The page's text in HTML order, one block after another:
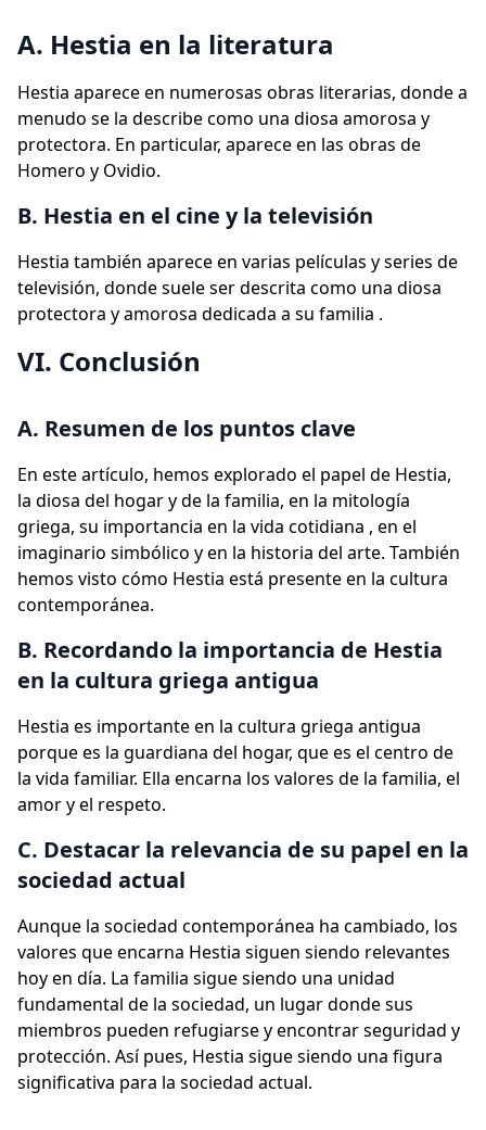
A. Hestia en la literatura
Hestia aparece en numerosas obras literarias, donde a
menudo se la describe como una diosa amorosa y
protectora. En particular, aparece en las obras de
Homero y Ovidio.
B. Hestia en el cine y la televisión
Hestia también aparece en varias películas y series de
televisión, donde suele ser descrita como una diosa
protectora y amorosa dedicada a su familia .
VI. Conclusión
A. Resumen de los puntos clave
En este artículo, hemos explorado el papel de Hestia,
la diosa del hogar y de la familia, en la mitología
griega, su importancia en la vida cotidiana , en el
imaginario simbólico y en la historia del arte. También
hemos visto cómo Hestia está presente en la cultura
contemporánea.
B. Recordando la importancia de Hestia
en la cultura griega antigua
Hestia es importante en la cultura griega antigua
porque es la guardiana del hogar, que es el centro de
la vida familiar. Ella encarna los valores de la familia, el
amor y el respeto.
C. Destacar la relevancia de su papel en la
sociedad actual
Aunque la sociedad contemporánea ha cambiado, los
valores que encarna Hestia siguen siendo relevantes
hoy en día. La familia sigue siendo una unidad
fundamental de la sociedad, un lugar donde sus
miembros pueden refugiarse y encontrar seguridad y
protección. Así pues, Hestia sigue siendo una figura
significativa para la sociedad actual.